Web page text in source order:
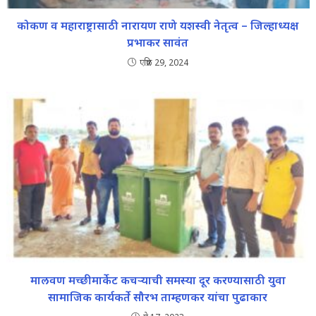
कोकण व महाराष्ट्रासाठी नारायण राणे यशस्वी नेतृत्व – जिल्हाध्यक्ष
प्रभाकर सावंत
एप्रिल 29, 2024
मालवण मच्छीमार्केट कचऱ्याची समस्या दूर करण्यासाठी युवा
सामाजिक कार्यकर्ते सौरभ ताम्हणकर यांचा पुढाकार